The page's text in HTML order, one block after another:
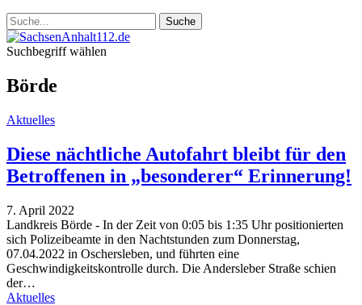
Suchbegriff wählen
Börde
Aktuelles
Diese nächtliche Autofahrt bleibt für den
Betroffenen in „besonderer“ Erinnerung!
7. April 2022
Landkreis Börde - In der Zeit von 0:05 bis 1:35 Uhr positionierten
sich Polizeibeamte in den Nachtstunden zum Donnerstag,
07.04.2022 in Oschersleben, und führten eine
Geschwindigkeitskontrolle durch. Die Andersleber Straße schien
der…
Aktuelles